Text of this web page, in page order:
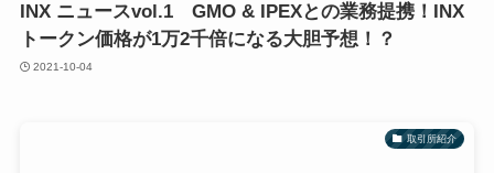
INX ニュースvol.1 GMO & IPEXとの業務提携！INX
トークン価格が1万2千倍になる大胆予想！？
2021-10-04
取引所紹介